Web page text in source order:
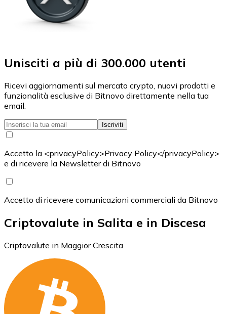
Unisciti a più di 300.000 utenti
Ricevi aggiornamenti sul mercato crypto, nuovi prodotti e
funzionalità esclusive di Bitnovo direttamente nella tua
email.
Iscriviti
Accetto la <privacyPolicy>Privacy Policy</privacyPolicy>
e di ricevere la Newsletter di Bitnovo
Accetto di ricevere comunicazioni commerciali da Bitnovo
Criptovalute in Salita e in Discesa
Criptovalute in Maggior Crescita